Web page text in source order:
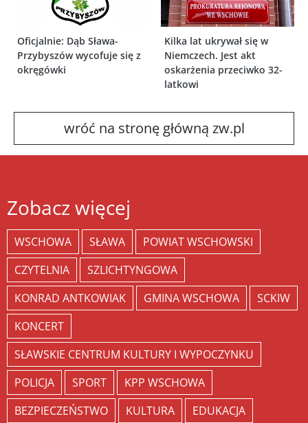
Oficjalnie: Dąb Sława-
Przybyszów wycofuje się z
okręgówki
Kilka lat ukrywał się w
Niemczech. Jest akt
oskarżenia przeciwko 32-
latkowi
wróć na stronę główną zw.pl
Zobacz więcej
WSCHOWA SŁAWA
POWIAT WSCHOWSKI
CZYTELNIA
SZLICHTYNGOWA
KONRAD ANTKOWIAK
GMINA WSCHOWA
SCKIW
KONCERT
SŁAWSKIE CENTRUM KULTURY I WYPOCZYNKU
POLICJA
SPORT
KPP WSCHOWA
BEZPIECZEŃSTWO
KULTURA
EDUKACJA